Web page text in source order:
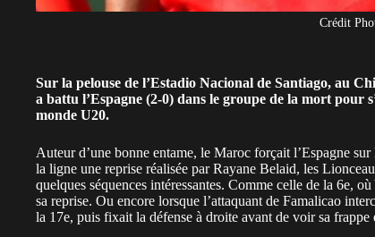
Crédit
Sur la pelouse de l’Estadio Nacional de Santiago, au
a battu l’Espagne (2-0) dans le groupe de la mort pour
monde U20.
Auteur d’une bonne entame, le Maroc forçait l’Espagne sur
la ligne une reprise réalisée par Rayane Belaid, les
quelques séquences intéressantes. Comme celle de la 6e,
sa reprise. Ou encore lorsque l’attaquant de Famalicao
la 17e, puis fixait la défense à droite avant de voir sa